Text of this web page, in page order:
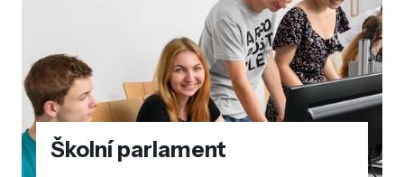
Školní parlament